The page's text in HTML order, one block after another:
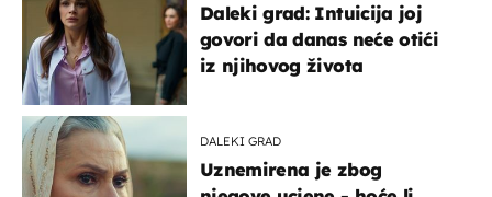
Daleki grad: Intuicija joj
govori da danas neće otići
iz njihovog života
DALEKI GRAD
Uznemirena je zbog